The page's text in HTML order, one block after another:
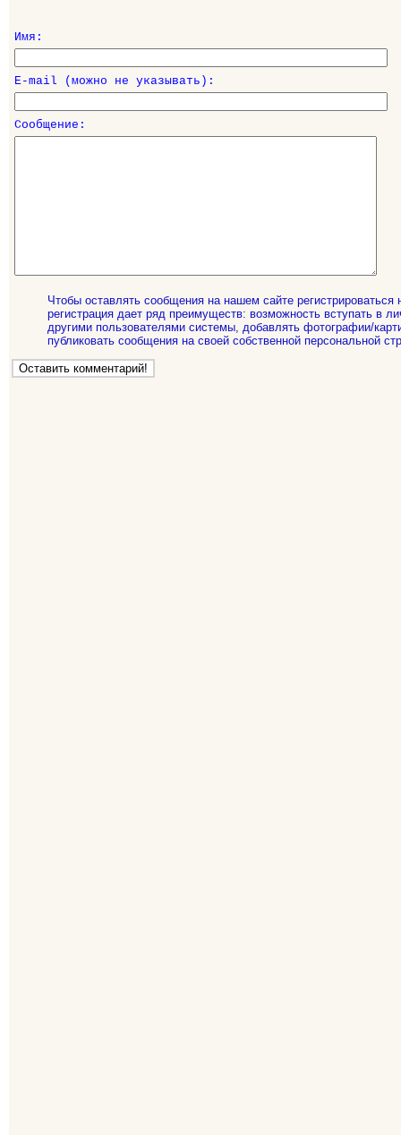
Имя:
E-mail (можно не указывать):
Сообщение:
Чтобы оставлять сообщения на нашем сайте регистрироваться
регистрация дает ряд преимуществ: возможность вступать в
другими пользователями системы, добавлять фотографии/
публиковать сообщения на своей собственной персональной